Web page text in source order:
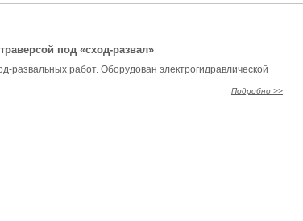
под «сход-развал»
развальных работ. Оборудован электрогидравлической
Подробно >>